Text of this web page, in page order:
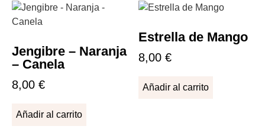
Jengibre – Naranja
– Canela
8,00 €
Añadir al carrito
Estrella de Mango
8,00 €
Añadir al carrito